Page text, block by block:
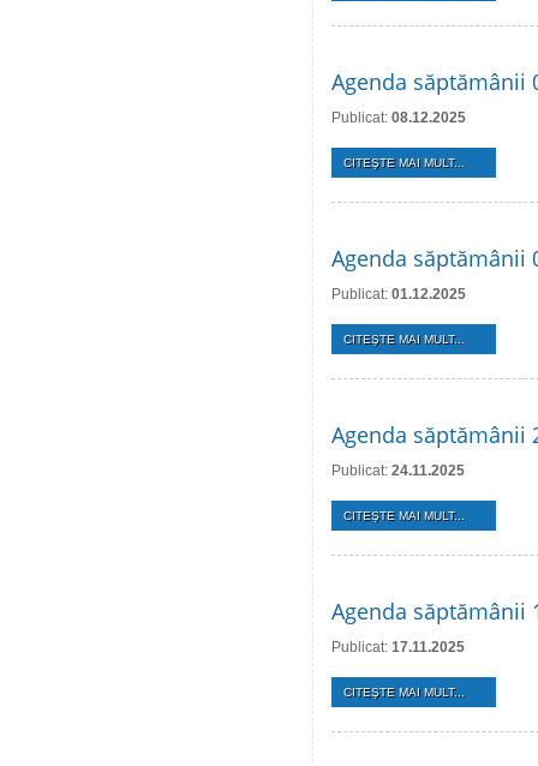
Agenda săptămânii
Publicat: 08.12.2025
CITEŞTE MAI MULT...
Agenda săptămânii
Publicat: 01.12.2025
CITEŞTE MAI MULT...
Agenda săptămânii
Publicat: 24.11.2025
CITEŞTE MAI MULT...
Agenda săptămânii
Publicat: 17.11.2025
CITEŞTE MAI MULT...